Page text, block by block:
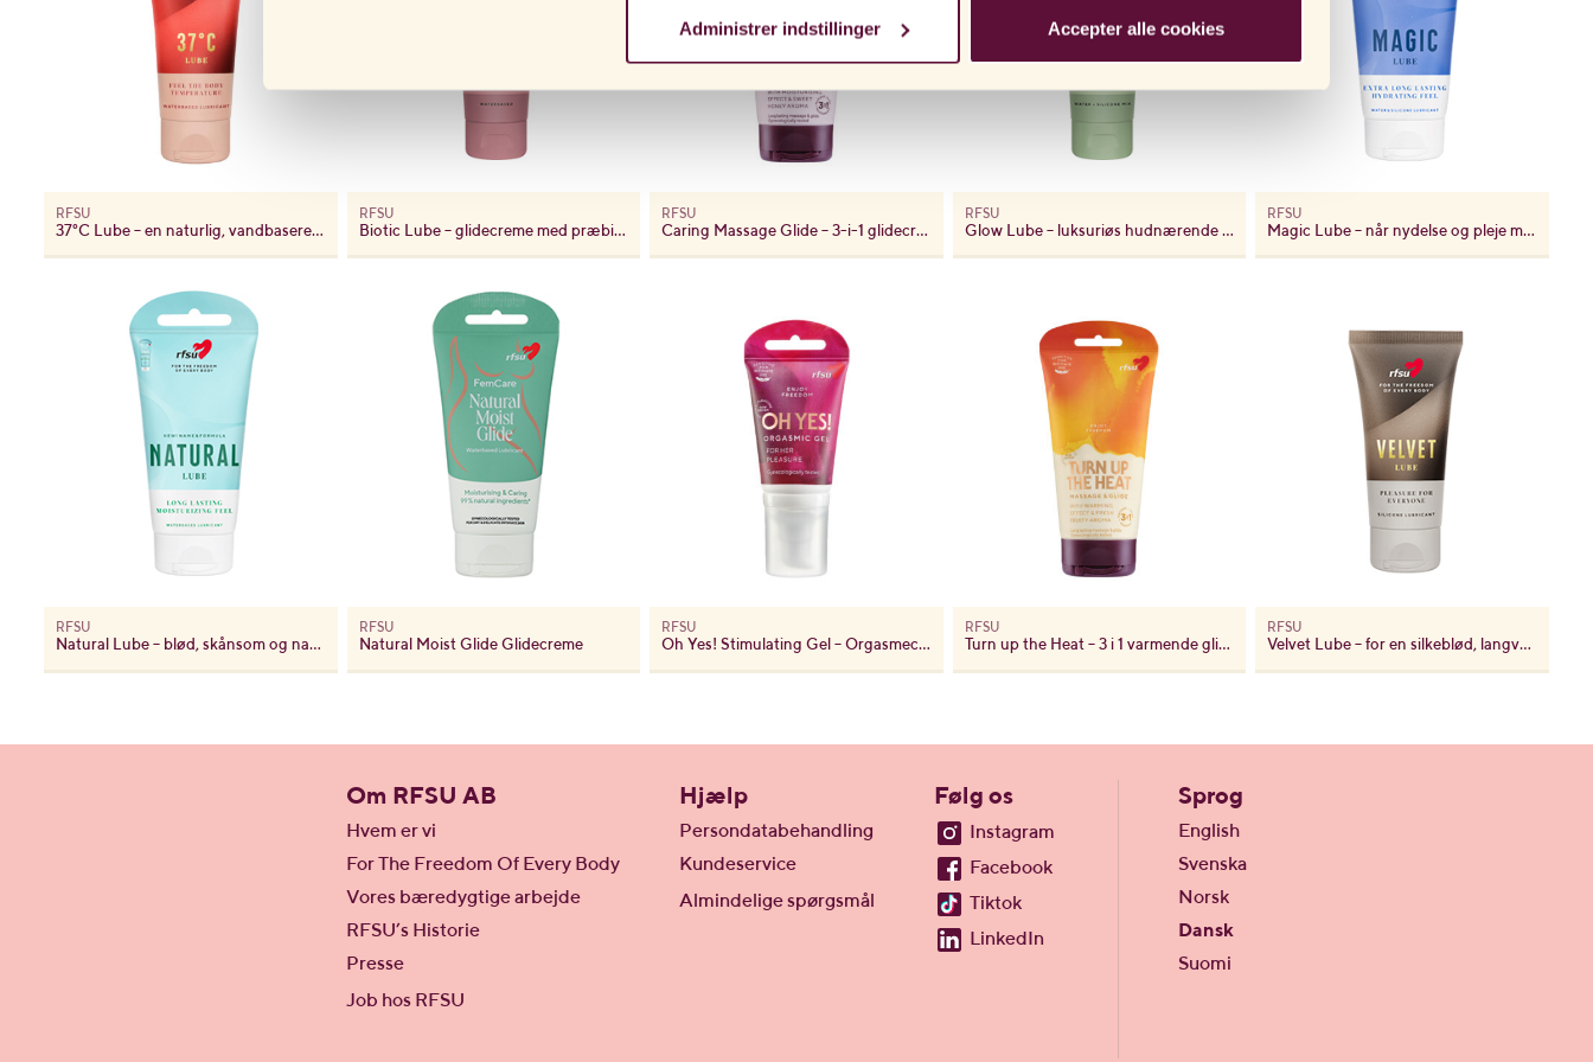
Administrer indstillinger Accepter alle cookies
RFSU
37°C Lube – en naturlig, vandbaseret glidecreme
RFSU
Biotic Lube – glidecreme med præbiotika og aloe vera
RFSU
Caring Massage Glide – 3-i-1 glidecreme
RFSU
Glow Lube – luksuriøs hudnærende glidecreme
RFSU
Magic Lube – når nydelse og pleje mødes
RFSU
Natural Lube – blød, skånsom og naturlig glidecreme
RFSU
Natural Moist Glide Glidecreme
RFSU
Oh Yes! Stimulating Gel – Orgasmecreme
RFSU
Turn up the Heat – 3 i 1 varmende glidecreme
RFSU
Velvet Lube – for en silkeblød, langvarig følelse
Om RFSU AB
Hvem er vi
For The Freedom Of Every Body
Vores bæredygtige arbejde
RFSU’s Historie
Presse
Job hos RFSU
Hjælp
Persondatabehandling
Kundeservice
Almindelige spørgsmål
Følg os
Instagram
Facebook
Tiktok
LinkedIn
Sprog
English
Svenska
Norsk
Dansk
Suomi